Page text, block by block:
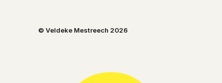
© Veldeke Mestreech 2026